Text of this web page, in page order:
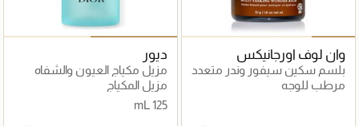
وان لوف اورجانيكس
بلسم سكين سيفور وندر متعدد
المهام 51 غرام
مرطب للوجه
ديور
مزيل مكياج العيون والشفاه
مزيل المكياج
125 mL